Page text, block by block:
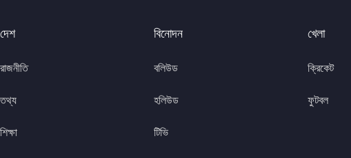
দেশ
রাজনীতি
তথ্য
শিক্ষা
বিনোদন
বলিউড
হলিউড
টিভি
খেলা
ক্রিকেট
ফুটবল